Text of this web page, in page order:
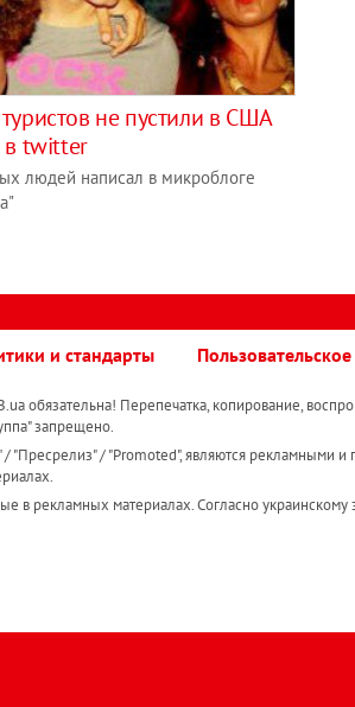
не пустили в США
в twitter
людей написал в микроблоге
и стандарты
обязательна! Перепечатка, копирование,
запрещено.
/ "Promoted", являются рекламными и
рекламных материалах. Согласно украинскому